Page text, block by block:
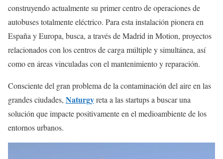
construyendo actualmente su primer centro de operaciones de
autobuses totalmente eléctrico. Para esta instalación pionera en
España y Europa, busca, a través de Madrid in Motion, proyectos
relacionados con los centros de carga múltiple y simultánea, así
como en áreas vinculadas con el mantenimiento y reparación.
Consciente del gran problema de la contaminación del aire en las
grandes ciudades, Naturgyreta a las startups a buscar una
solución que impacte positivamente en el medioambiente de los
entornos urbanos.